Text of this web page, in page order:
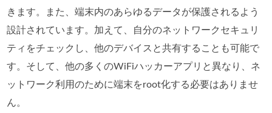
きます。また、端末内のあらゆるデータが保護されるよう
設計されています。加えて、自分のネットワークセキュリ
ティをチェックし、他のデバイスと共有することも可能で
す。そして、他の多くのWiFiハッカーアプリと異なり、ネ
ットワーク利用のために端末をroot化する必要はありませ
ん。